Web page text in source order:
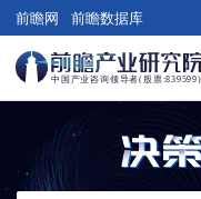
前瞻网 前瞻数据库